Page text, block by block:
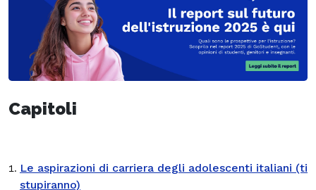
Capitoli
Le aspirazioni di carriera degli adolescenti italiani (ti
stupiranno)